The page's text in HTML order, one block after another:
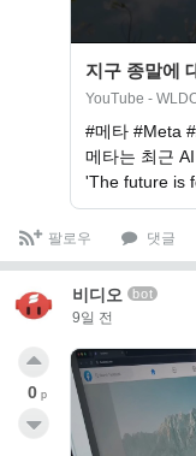
지구 종말에
YouTube -
#메타 #Meta
메타는 최근
'The future is
팔로우 댓글
비디오 bot
9일 전
0 p